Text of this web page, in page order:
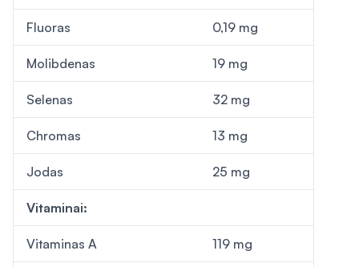
Fluoras 0,19 mg
Molibdenas 19 mg
Selenas 32 mg
Chromas 13 mg
Jodas 25 mg
Vitaminai:
Vitaminas A 119 mg